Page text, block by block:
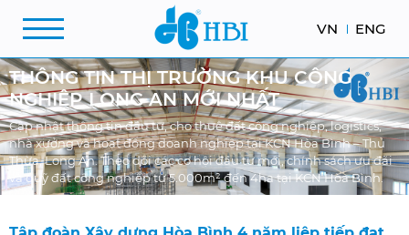
VN ENG
THÔNG TIN THỊ TRƯỜNG KHU CÔNG
NGHIỆP LONG AN MỚI NHẤT
Cập nhật thông tin đầu tư, cho thuê đất công nghiệp, logistics,
nhà xưởng và hoạt động doanh nghiệp tại KCN Hòa Bình – Thủ
Thừa, Long An. Theo dõi các cơ hội đầu tư mới, chính sách ưu đãi
và quỹ đất công nghiệp từ 5.000m² đến 4ha tại KCN Hòa Bình.